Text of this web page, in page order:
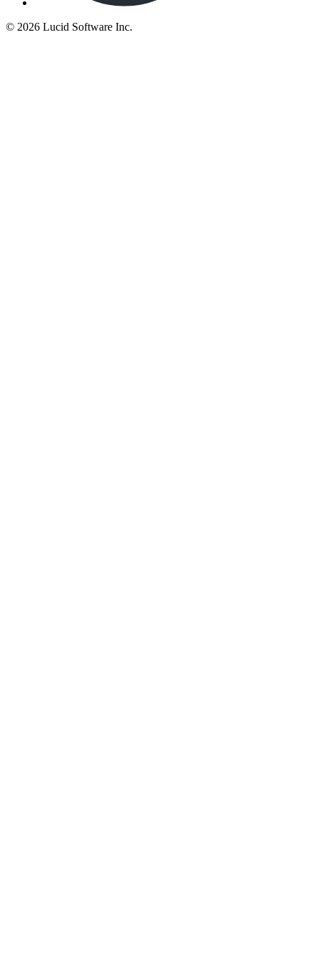
© 2026 Lucid Software Inc.